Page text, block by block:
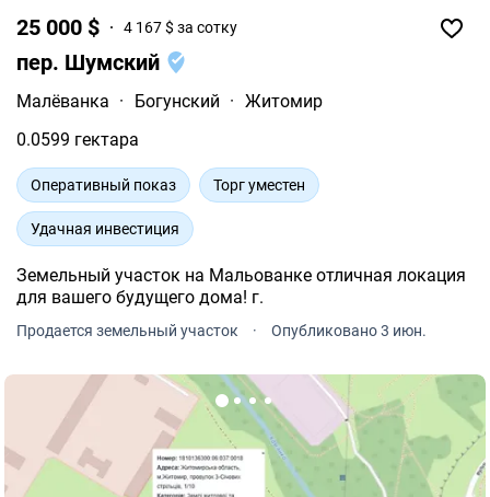
25 000 $ 4 167 $ за сотку
пер. Шумский
Малёванка · Богунский · Житомир
0.0599 гектара
Оперативный показ Торг уместен
Удачная инвестиция
Земельный участок на Мальованке отличная локация
для вашего будущего дома! г.
Продается земельный участок · Опубликовано 3 июн.